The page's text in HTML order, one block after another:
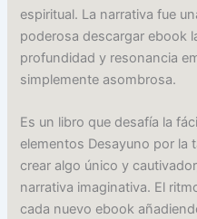
espiritual. La narrativa fue
poderosa descargar ebook
profundidad y resonancia
simplemente asombrosa.
Es un libro que desafía la
elementos Desayuno por la
crear algo único y
narrativa imaginativa. El
cada nuevo ebook